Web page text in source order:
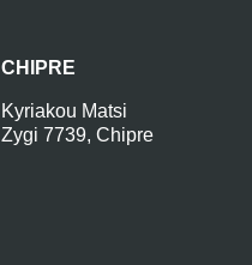
CHIPRE
Kyriakou Matsi
Zygi 7739, Chipre